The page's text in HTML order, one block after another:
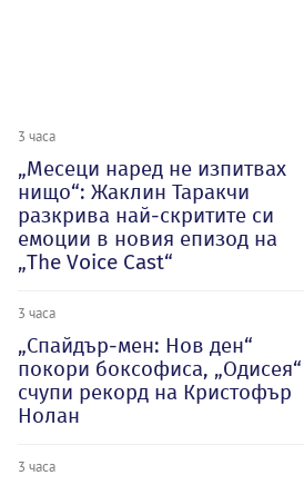
3 часа
„Месеци наред не изпитвах
нищо“: Жаклин Таракчи
разкрива най-скритите си
емоции в новия епизод на
„The Voice Cast“
3 часа
„Спайдър-мен: Нов ден“
покори боксофиса, „Одисея“
счупи рекорд на Кристофър
Нолан
3 часа